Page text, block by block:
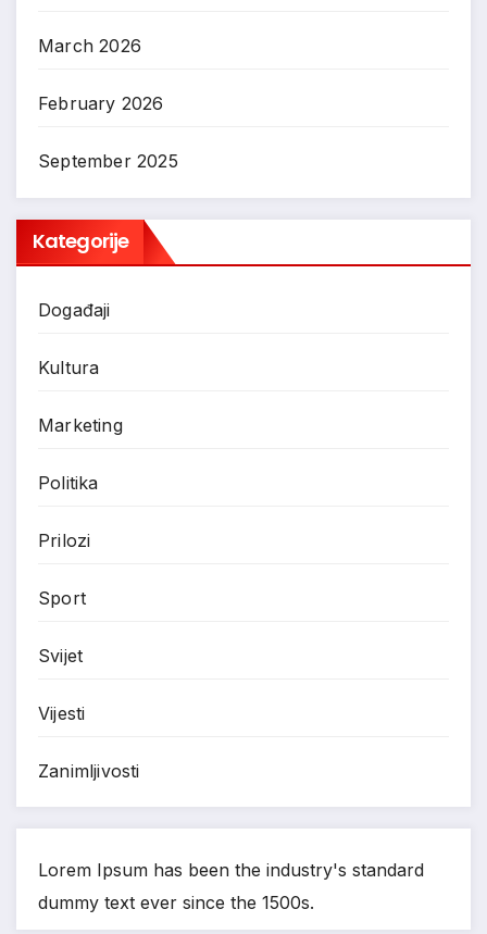
March 2026
February 2026
September 2025
Kategorije
Događaji
Kultura
Marketing
Politika
Prilozi
Sport
Svijet
Vijesti
Zanimljivosti
Lorem Ipsum has been the industry's standard
dummy text ever since the 1500s.